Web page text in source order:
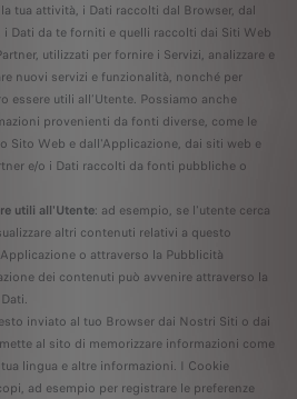
tua attività, i Dati raccolti dal Browser, dal
Dati da te forniti e quelli raccolti dai Siti Web
utilizzati per fornire i Servizi, analizzare e
nuovi servizi e funzionalità, nonché per
essere utili all’Utente. Possiamo anche
provenienti da fonti diverse, come le
Sito Web e dall'Applicazione, dai siti web e
e/o i Dati raccolti da fonti pubbliche o
utili all'Utente: ad esempio, se l'utente cerca
altri contenuti relativi a questo
o attraverso la Pubblicità
dei contenuti può avvenire attraverso la
inviato al tuo Browser dai Nostri Siti o dai
al sito di memorizzare informazioni come
lingua e altre informazioni. I Cookie
ad esempio per registrare le preferenze